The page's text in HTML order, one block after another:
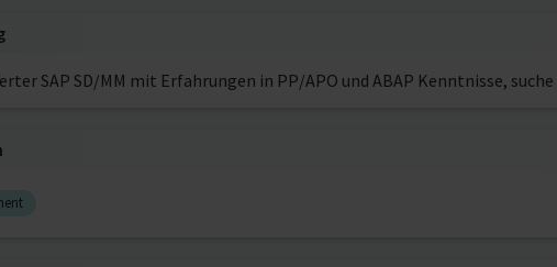
SAP SD/MM mit Erfahrungen in PP/APO und ABAP Kenntnisse,